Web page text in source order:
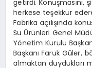
getirdi. Konuşmasını,
herkese teşekkür
Fabrika açılışında
Su Ürünleri Genel
Yönetim Kurulu
Başkanı Faruk Güler,
almaktan duydukları